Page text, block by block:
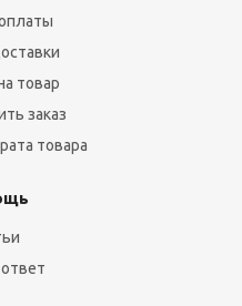
товар
заказ
товара